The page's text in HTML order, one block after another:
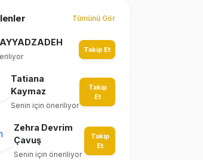
Tümünü Gör
Takip Et
Tatiana
Kaymaz
Senin için öneriliyor
Takip
Et
Zehra Devrim
Çavuş
Senin için öneriliyor
Takip
Et